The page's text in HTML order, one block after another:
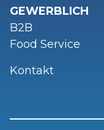
GEWERBLICH
B2B
Food Service
Kontakt